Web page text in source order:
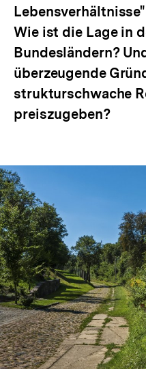
Wie ist die Lage in
Bundesländern?
überzeugende
strukturschwache
preiszugeben?